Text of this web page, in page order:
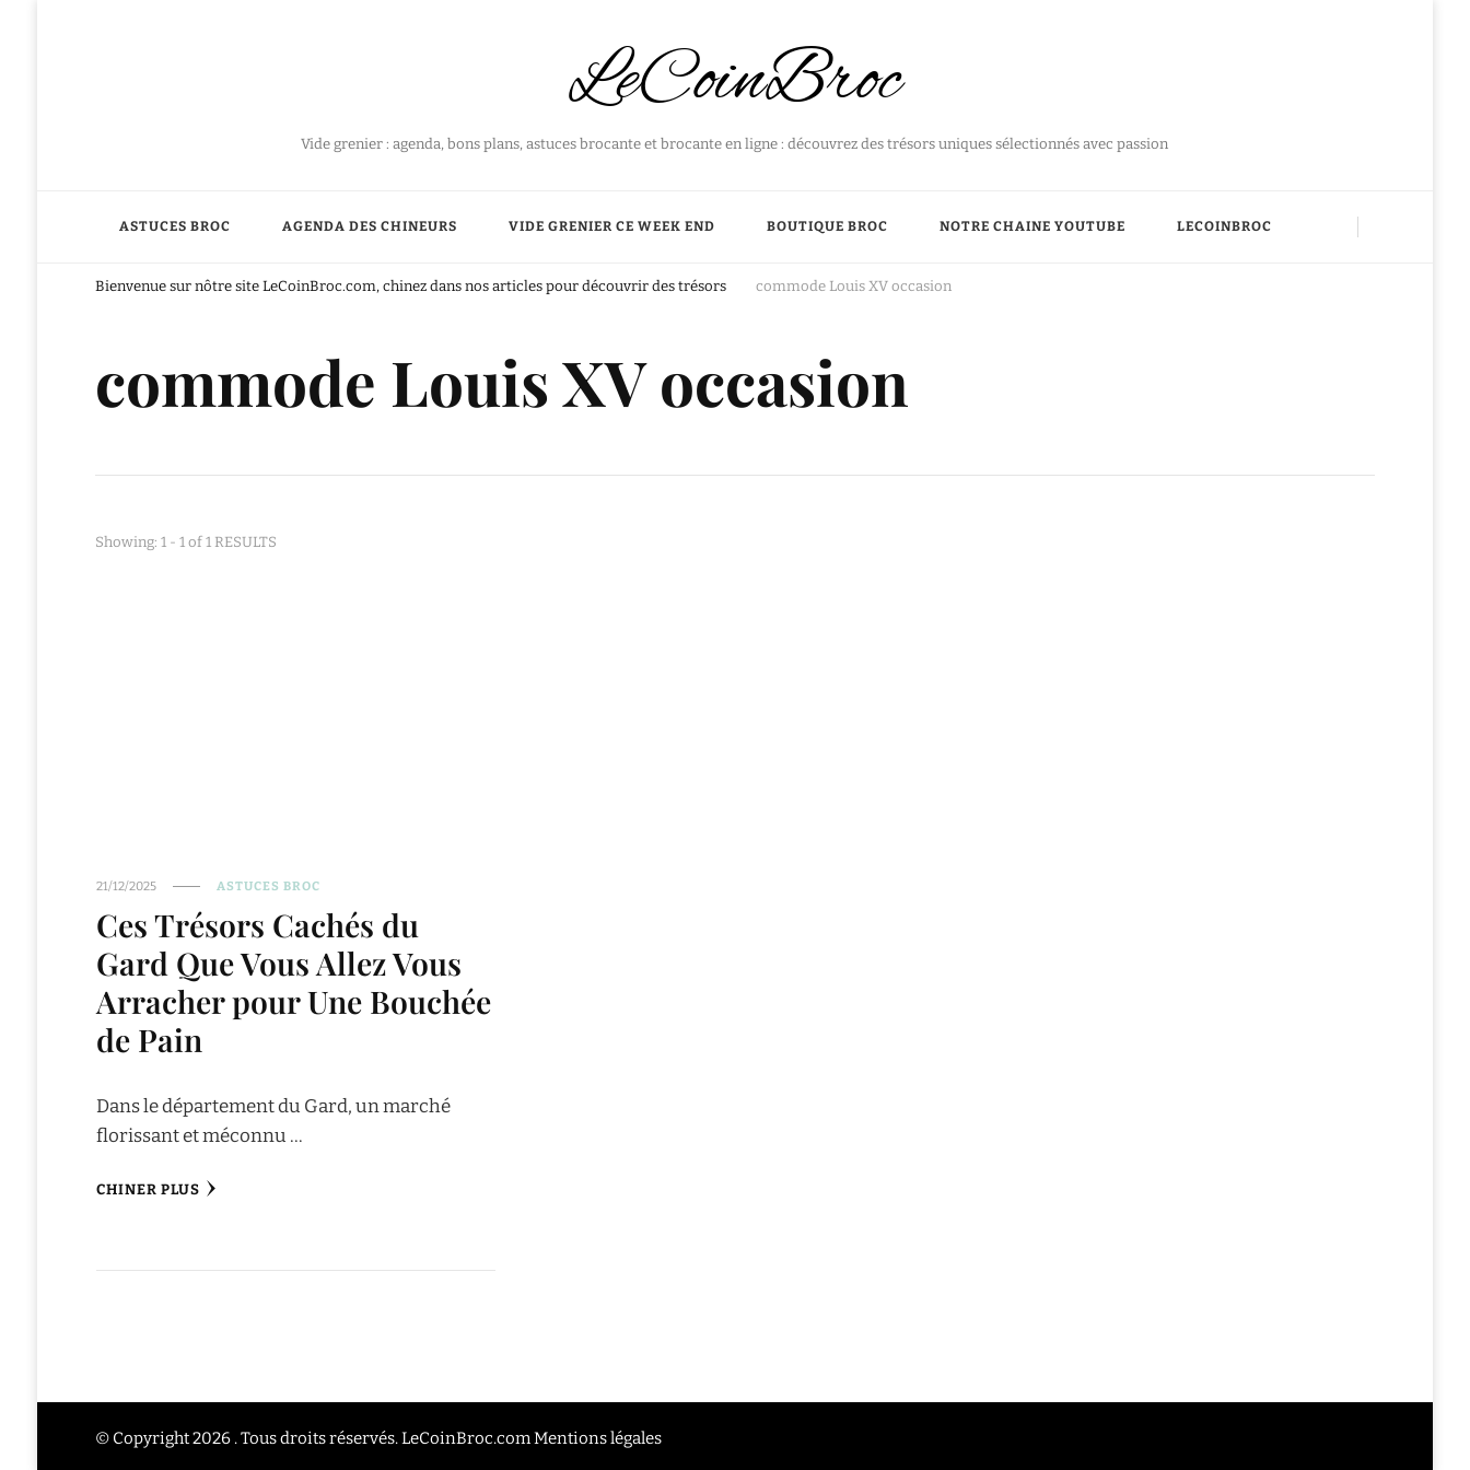
LeCoinBroc
Vide grenier : agenda, bons plans, astuces brocante et brocante en ligne : découvrez des trésors uniques sélectionnés avec passion
ASTUCES BROC AGENDA DES CHINEURS VIDE GRENIER CE WEEK END BOUTIQUE BROC NOTRE CHAINE YOUTUBE LECOINBROC
Bienvenue sur nôtre site LeCoinBroc.com, chinez dans nos articles pour découvrir des trésors commode Louis XV occasion
commode Louis XV occasion
Showing: 1 - 1 of 1 RESULTS
21/12/2025 ASTUCES BROC
Ces Trésors Cachés du
Gard Que Vous Allez Vous
Arracher pour Une Bouchée
de Pain
Dans le département du Gard, un marché
florissant et méconnu …
CHINER PLUS
© Copyright 2026 . Tous droits réservés. LeCoinBroc.comMentions légales